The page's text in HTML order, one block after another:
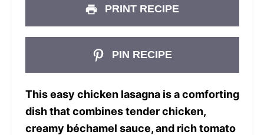
PRINT RECIPE
PIN RECIPE
This easy chicken lasagna is a comforting
dish that combines tender chicken,
creamy béchamel sauce, and rich tomato